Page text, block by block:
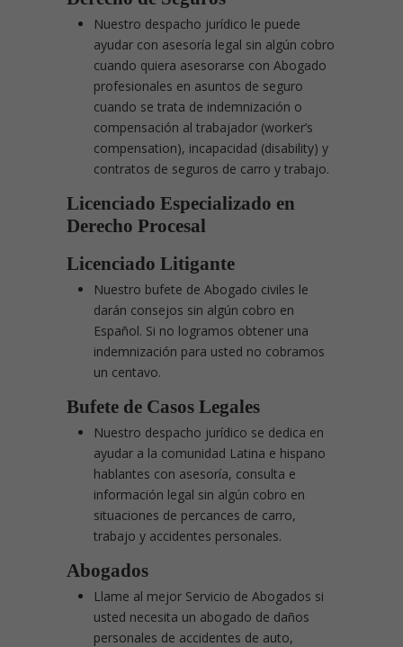
Nuestro despacho jurídico le puede
ayudar con asesoría legal sin algún cobro
cuando quiera asesorarse con Abogado
profesionales en asuntos de seguro
cuando se trata de indemnización o
compensación al trabajador (worker’s
compensation), incapacidad (disability) y
contratos de seguros de carro y trabajo.
Licenciado Especializado en
Derecho Procesal
Licenciado Litigante
Nuestro bufete de Abogado civiles le
darán consejos sin algún cobro en
Español. Si no logramos obtener una
indemnización para usted no cobramos
un centavo.
Bufete de Casos Legales
Nuestro despacho jurídico se dedica en
ayudar a la comunidad Latina e hispano
hablantes con asesoría, consulta e
información legal sin algún cobro en
situaciones de percances de carro,
trabajo y accidentes personales.
Abogados
Llame al mejor Servicio de Abogados si
usted necesita un abogado de daños
personales de accidentes de auto,